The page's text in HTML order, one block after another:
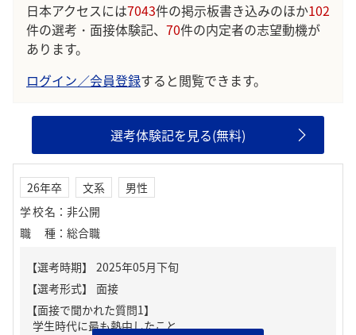
日本アクセスには7043件の掲示板書き込みのほか102
件の選考・面接体験記、 70件の内定者の志望動機が
あります。
ログイン／会員登録すると閲覧できます。
選考体験記を見る(無料)
26年卒 文系
男性
学校名 ： 非公開
職種 ： 総合職
【面接で聞かれた質問1】
学生時代に最も熱中したこと